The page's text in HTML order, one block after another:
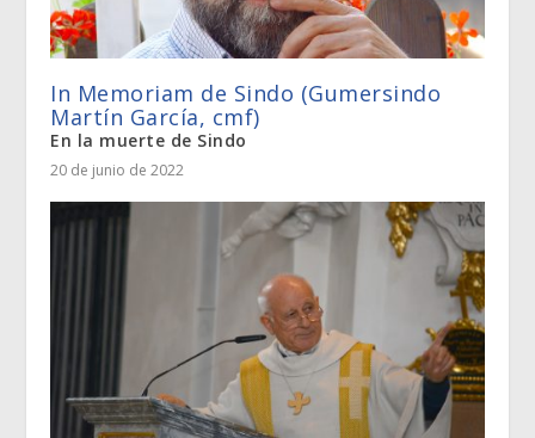
In Memoriam de Sindo (Gumersindo
Martín García, cmf)
En la muerte de Sindo
20 de junio de 2022